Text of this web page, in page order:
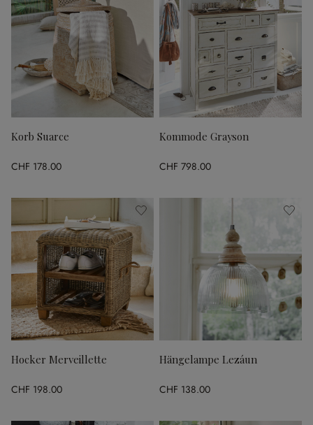
Korb Suarce
CHF 178.00
Kommode Grayson
CHF 798.00
Hocker Merveillette
CHF 198.00
Hängelampe Lezáun
CHF 138.00